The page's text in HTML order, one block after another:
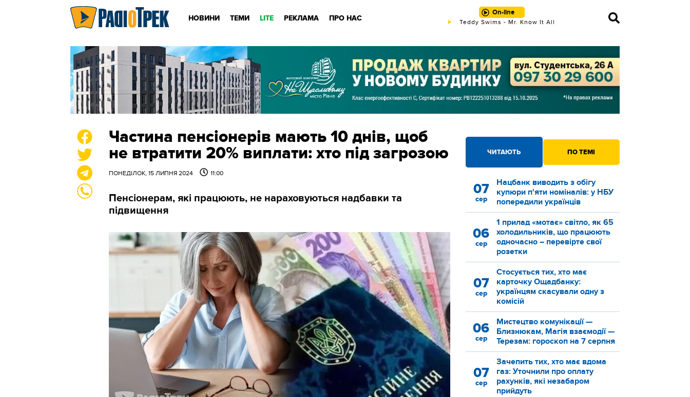
НОВИНИ ТЕМИ LITE РЕКЛАМА ПРО НАС
On-line
Teddy Swims - Mr. Know It All
Частина пенсіонерів мають 10 днів, щоб
не втратити 20% виплати: хто під загрозою
ПОНЕДІЛОК, 15 ЛИПНЯ 2024 11:00
Пенсіонерам, які працюють, не нараховуються надбавки та
підвищення
ЧИТАЮТЬ ПО ТЕМІ
07
сер
Нацбанк виводить з обігу
купюри п'яти номіналів: у НБУ
попередили українців
06
сер
1 прилад «мотає» світло, як 65
холодильників, що працюють
одночасно – перевірте свої
розетки
07
сер
Стосується тих, хто має
карточку Ощадбанку:
українцям скасували одну з
комісій
06
сер
Мистецтво комунікації —
Близнюкам, Магія взаємодії —
Терезам: гороскоп на 7 серпня
07
сер
Зачепить тих, хто має вдома
газ: Уточнили про оплату
рахунків, які незабаром
прийдуть